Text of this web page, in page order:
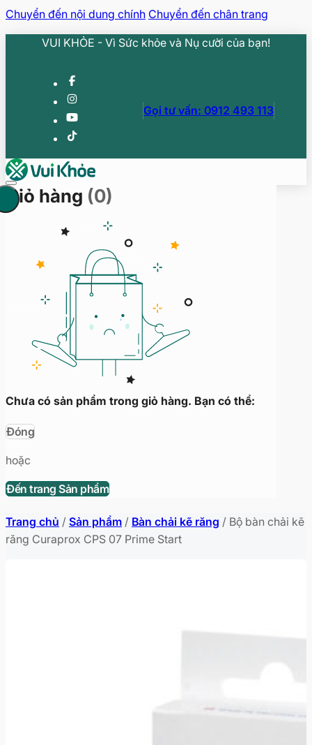
Chuyển đến nội dung chính Chuyển đến chân trang
VUI KHỎE - Vì Sức khỏe và Nụ cười của bạn!
Gọi tư vấn: 0912 493 113
Giỏ hàng (0)
Chưa có sản phẩm trong giỏ hàng. Bạn có thể:
Đóng
hoặc
Đến trang Sản phẩm
Trang chủ / Sản phẩm / Bàn chải kẽ răng / Bộ bàn chải kẽ
răng Curaprox CPS 07 Prime Start